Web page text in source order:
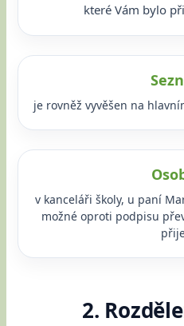
které Vám bylo
je rovněž vyvěšen na
v kanceláři školy, u paní
možné oproti podpisu
2.